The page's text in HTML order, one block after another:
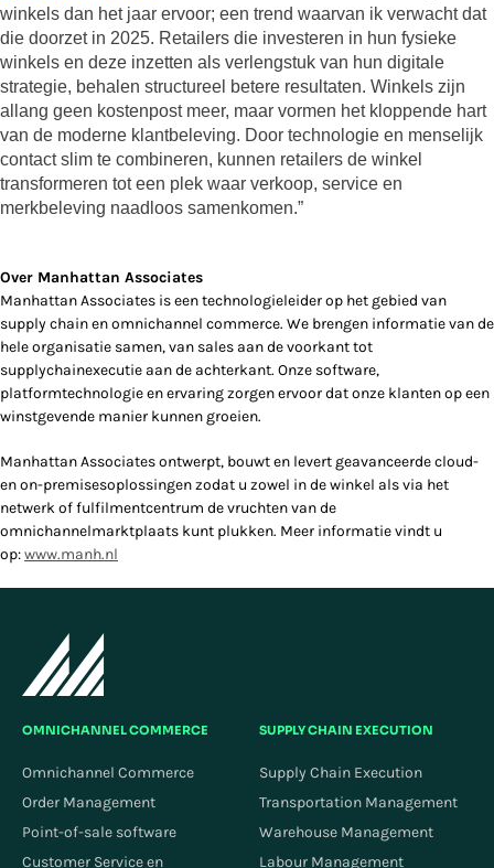
winkels dan het jaar ervoor; een trend waarvan ik verwacht dat
die doorzet in 2025. Retailers die investeren in hun fysieke
winkels en deze inzetten als verlengstuk van hun digitale
strategie, behalen structureel betere resultaten. Winkels zijn
allang geen kostenpost meer, maar vormen het kloppende hart
van de moderne klantbeleving. Door technologie en menselijk
contact slim te combineren, kunnen retailers de winkel
transformeren tot een plek waar verkoop, service en
merkbeleving naadloos samenkomen.”
Over Manhattan Associates
Manhattan Associates is een technologieleider op het gebied van
supply chain en omnichannel commerce. We brengen informatie van de
hele organisatie samen, van sales aan de voorkant tot
supplychainexecutie aan de achterkant. Onze software,
platformtechnologie en ervaring zorgen ervoor dat onze klanten op een
winstgevende manier kunnen groeien.
Manhattan Associates ontwerpt, bouwt en levert geavanceerde cloud-
en on-premisesoplossingen zodat u zowel in de winkel als via het
netwerk of fulfilmentcentrum de vruchten van de
omnichannelmarktplaats kunt plukken. Meer informatie vindt u
op:www.manh.nl
OMNICHANNEL COMMERCE
Omnichannel Commerce
Order Management
Point-of-sale software
Customer Service en
SUPPLY CHAIN EXECUTION
Supply Chain Execution
Transportation Management
Warehouse Management
Labour Management